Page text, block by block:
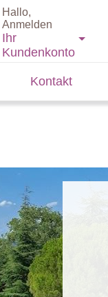
Hallo,
Anmelden
Ihr
Kundenkonto
Kontakt